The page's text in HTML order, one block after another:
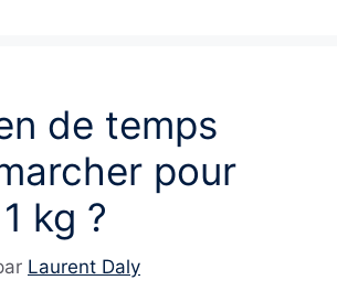
de temps
pour
kg ?
Laurent Daly